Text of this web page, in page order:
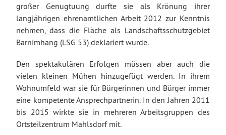
großer Genugtuung durfte sie als Krönung ihrer
langjährigen ehrenamtlichen Arbeit 2012 zur Kenntnis
nehmen, dass die Fläche als Landschaftsschutzgebiet
Barnimhang (LSG 53) deklariert wurde.
Den spektakulären Erfolgen müssen aber auch die
vielen kleinen Mühen hinzugefügt werden. In ihrem
Wohnumfeld war sie für Bürgerinnen und Bürger immer
eine kompetente Ansprechpartnerin. In den Jahren 2011
bis 2015 wirkte sie in mehreren Arbeitsgruppen des
Ortsteilzentrum Mahlsdorf mit.